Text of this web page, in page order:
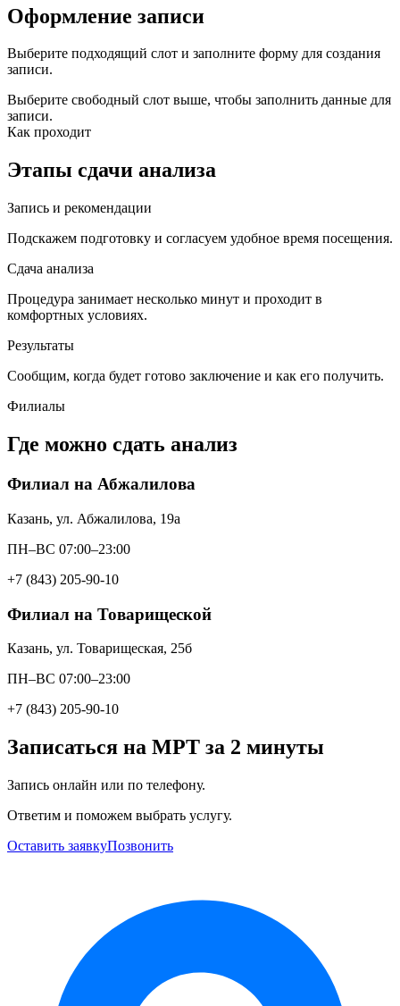
Оформление записи
Выберите подходящий слот и заполните форму для создания
записи.
Выберите свободный слот выше, чтобы заполнить данные для
записи.
Как проходит
Этапы сдачи анализа
Запись и рекомендации
Подскажем подготовку и согласуем удобное время посещения.
Сдача анализа
Процедура занимает несколько минут и проходит в
комфортных условиях.
Результаты
Сообщим, когда будет готово заключение и как его получить.
Филиалы
Где можно сдать анализ
Филиал на Абжалилова
Казань, ул. Абжалилова, 19а
ПН–ВС 07:00–23:00
+7 (843) 205-90-10
Филиал на Товарищеской
Казань, ул. Товарищеская, 25б
ПН–ВС 07:00–23:00
+7 (843) 205-90-10
Записаться на МРТ за 2 минуты
Запись онлайн или по телефону.
Ответим и поможем выбрать услугу.
Оставить заявкуПозвонить